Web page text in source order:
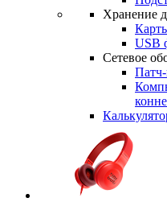
Хранение
USB
Сетевое